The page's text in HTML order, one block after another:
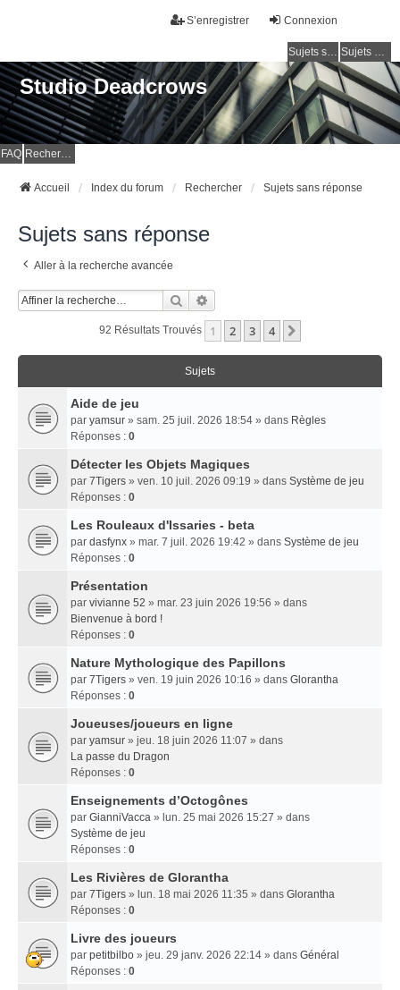
Connexion
S’enregistrer
Sujets sans réponse Sujets actifs
Studio Deadcrows
FAQ Rechercher
Accueil Index du forum Rechercher Sujets sans réponse
Sujets sans réponse
Aller à la recherche avancée
Rechercher
92 Résultats Trouvés 1 2 3 4
Sujets
Aide de jeu
par yamsur » sam. 25 juil. 2026 18:54 » dans Règles
Réponses : 0
Détecter les Objets Magiques
par 7Tigers » ven. 10 juil. 2026 09:19 » dans Système de jeu
Réponses : 0
Les Rouleaux d'Issaries - beta
par dasfynx » mar. 7 juil. 2026 19:42 » dans Système de jeu
Réponses : 0
Présentation
par vivianne 52 » mar. 23 juin 2026 19:56 » dans
Bienvenue à bord !
Réponses : 0
Nature Mythologique des Papillons
par 7Tigers » ven. 19 juin 2026 10:16 » dans Glorantha
Réponses : 0
Joueuses/joueurs en ligne
par yamsur » jeu. 18 juin 2026 11:07 » dans
La passe du Dragon
Réponses : 0
Enseignements dʼOctogônes
par GianniVacca » lun. 25 mai 2026 15:27 » dans
Système de jeu
Réponses : 0
Les Rivières de Glorantha
par 7Tigers » lun. 18 mai 2026 11:35 » dans Glorantha
Réponses : 0
Livre des joueurs
par petitbilbo » jeu. 29 janv. 2026 22:14 » dans Général
Réponses : 0